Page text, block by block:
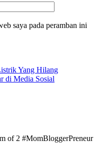
saya pada peramban ini
Yang Hilang
di Media Sosial
of 2 #MomBloggerPreneur